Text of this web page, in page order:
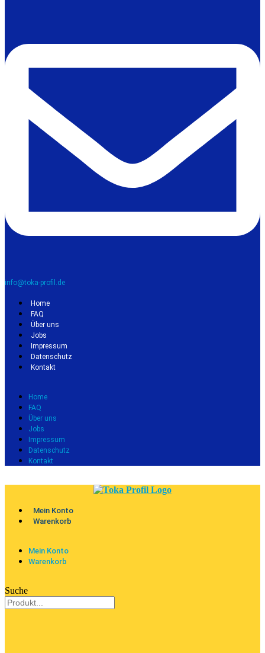
info@toka-profil.de
Home
FAQ
Über uns
Jobs
Impressum
Datenschutz
Kontakt
Home
FAQ
Über uns
Jobs
Impressum
Datenschutz
Kontakt
Mein Konto
Warenkorb
Mein Konto
Warenkorb
Suche